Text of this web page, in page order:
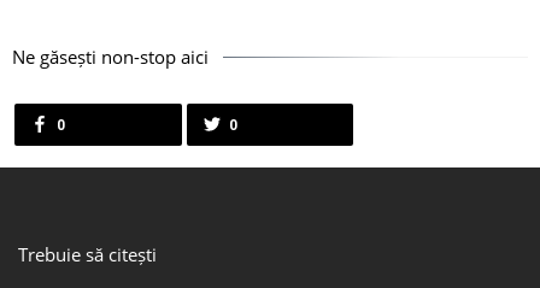
Ne găsești non-stop aici
0 0
Trebuie să citești